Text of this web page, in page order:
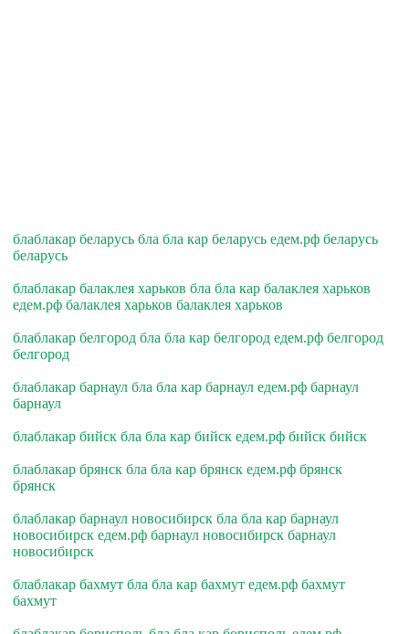
блаблакар беларусь бла бла кар беларусь едем.рф беларусь
беларусь
блаблакар балаклея харьков бла бла кар балаклея харьков
едем.рф балаклея харьков балаклея харьков
блаблакар белгород бла бла кар белгород едем.рф белгород
белгород
блаблакар барнаул бла бла кар барнаул едем.рф барнаул
барнаул
блаблакар бийск бла бла кар бийск едем.рф бийск бийск
блаблакар брянск бла бла кар брянск едем.рф брянск
брянск
блаблакар барнаул новосибирск бла бла кар барнаул
новосибирск едем.рф барнаул новосибирск барнаул
новосибирск
блаблакар бахмут бла бла кар бахмут едем.рф бахмут
бахмут